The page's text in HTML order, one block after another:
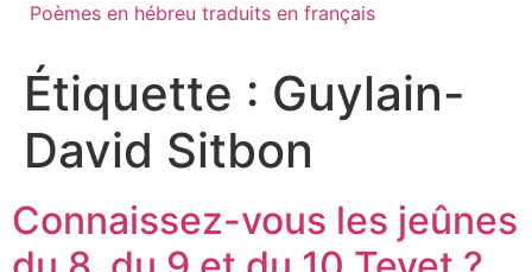
Poèmes en hébreu traduits en français
Étiquette : Guylain-
David Sitbon
Connaissez-vous les jeûnes